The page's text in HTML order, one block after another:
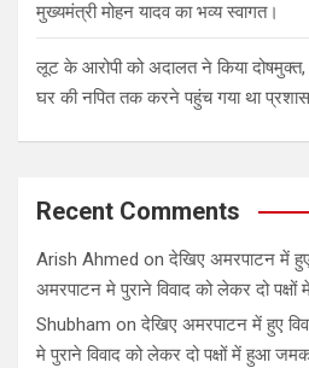
मुख्यमंत्री मोहन यादव का भव्य स्वागत।
लूट के आरोपी को अदालत ने किया
घर की नपित तक करने पहुंच गया था
Recent Comments
Arish Ahmed onदेखिए अमरपाटन में हुए
अमरपाटन मे पुराने विवाद को लेकर दो
Shubham onदेखिए अमरपाटन में हुए
मे पुराने विवाद को लेकर दो पक्षों में हुआ